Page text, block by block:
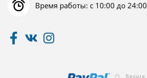
Время работы: с 10:00 до 24:00